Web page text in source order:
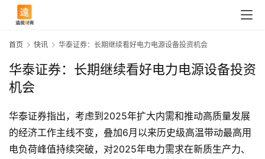
首页 快讯 华泰证券：长期继续看好电力电源设备投资机会
华泰证券：长期继续看好电力电源设备投资
机会
华泰证券指出，考虑到2025年扩大内需和推动高质量发展
的经济工作主线不变，叠加6月以来历史级高温带动最高用
电负荷峰值持续突破，对2025年电力需求在新质生产力、